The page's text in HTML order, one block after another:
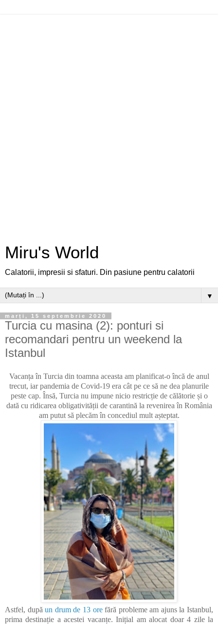
Miru's World
Calatorii, impresii si sfaturi. Din pasiune pentru calatorii
▼
marți, 15 septembrie 2020
Turcia cu masina (2): ponturi si
recomandari pentru un weekend la
Istanbul
Vacanța în Turcia din toamna aceasta am planificat-o încă de anul
trecut, iar pandemia de Covid-19 era cât pe ce să ne dea planurile
peste cap. Însă, Turcia nu impune nicio restricție de călătorie și o
dată cu ridicarea obligativității de carantină la revenirea în România
am putut să plecăm în concediul mult așteptat.
Astfel, dupăun drum de 13 orefără probleme am ajuns la Istanbul,
prima destinație a acestei vacanțe. Inițial am alocat doar 4 zile la